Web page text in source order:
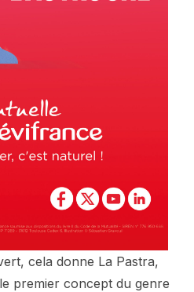
cela donne La Pastra,
premier concept du genre